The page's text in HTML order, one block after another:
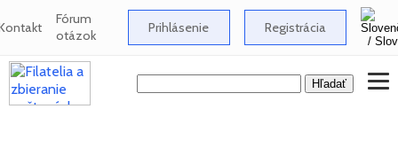
Fórum
otázok Prihlásenie Registrácia